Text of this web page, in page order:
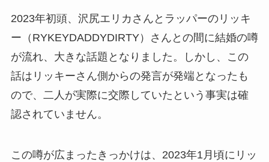
2023年初頭、沢尻エリカさんとラッパーのリッキ
ー（RYKEYDADDYDIRTY）さんとの間に結婚の噂
が流れ、大きな話題となりました。しかし、この
話はリッキーさん側からの発言が発端となったも
ので、二人が実際に交際していたという事実は確
認されていません。
この噂が広まったきっかけは、2023年1月頃にリッ